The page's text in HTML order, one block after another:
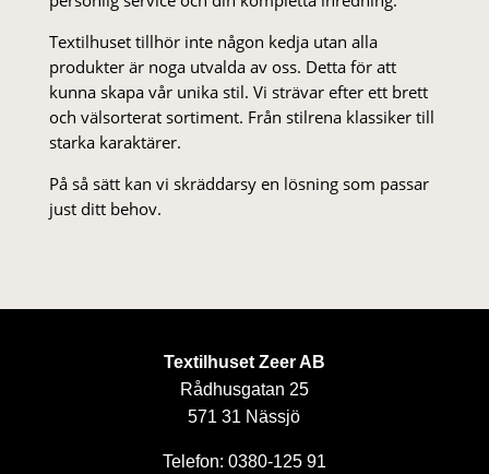
Textilhuset tillhör inte någon kedja utan alla
produkter är noga utvalda av oss. Detta för att
kunna skapa vår unika stil. Vi strä­var efter ett brett
och välsorterat sor­ti­ment. Från stil­rena klas­siker till
starka karaktärer.
På så sätt kan vi skräddarsy en lösning som passar
just ditt behov.
Textilhuset Zeer AB
Rådhusgatan 25
571 31 Nässjö
Telefon: 0380-125 91